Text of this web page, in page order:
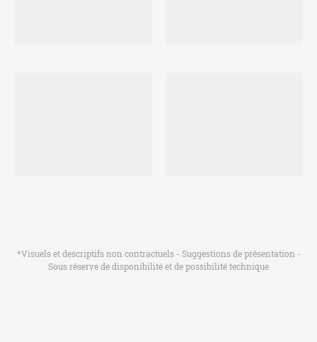
*Visuels et descriptifs non contractuels - Suggestions de présentation -
Sous réserve de disponibilité et de possibilité technique